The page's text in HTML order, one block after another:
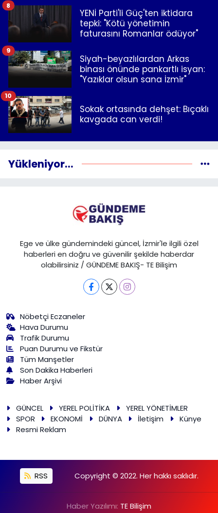
YENİ Parti'li Güç'ten iktidara
tepki: "Kötü yönetimin
faturasını Romanlar ödüyor"
8
Siyah-beyazlılardan Arkas
binası önünde pankartlı isyan:
"Yazıklar olsun sana İzmir"
9
Sokak ortasında dehşet: Bıçaklı
kavgada can verdi!
10
Yükleniyor...
Ege ve ülke gündemindeki güncel, İzmir'le ilgili özel
haberleri en doğru ve güvenilir şekilde haberdar
olabilirsiniz / GÜNDEME BAKIŞ- TE Bilişim
Nöbetçi Eczaneler
Hava Durumu
Trafik Durumu
Puan Durumu ve Fikstür
Tüm Manşetler
Son Dakika Haberleri
Haber Arşivi
GÜNCEL YEREL POLİTİKA
YEREL YÖNETİMLER
SPOR
EKONOMİ DÜNYA İletişim
Künye
Resmi Reklam
RSS Copyright © 2022. Her hakkı saklıdır.
Haber Yazılımı: TE Bilişim